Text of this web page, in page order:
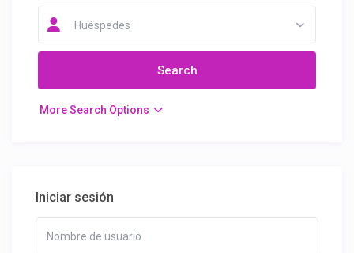
Huéspedes
More Search Options
Iniciar sesión